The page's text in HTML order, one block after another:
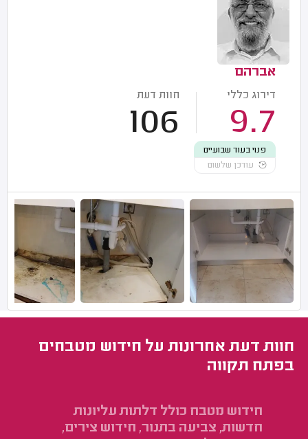
אברהם
דירוג כללי
9.7
חוות דעת
106
פנוי בעוד שבועיים
עודכן שלשום
חוות דעת אחרונות על חידוש מטבחים
בפתח תקווה
חידוש מטבח כולל דלתות עליונות
חדשות, צביעה בתנור, חידוש צירים,